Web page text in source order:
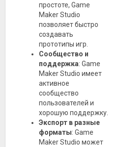
простоте, Game
Maker Studio
позволяет быстро
создавать
прототипы игр.
Сообщество и
поддержка: Game
Maker Studio имеет
активное
сообщество
пользователей и
хорошую поддержку.
Экспорт в разные
форматы: Game
Maker Studio может